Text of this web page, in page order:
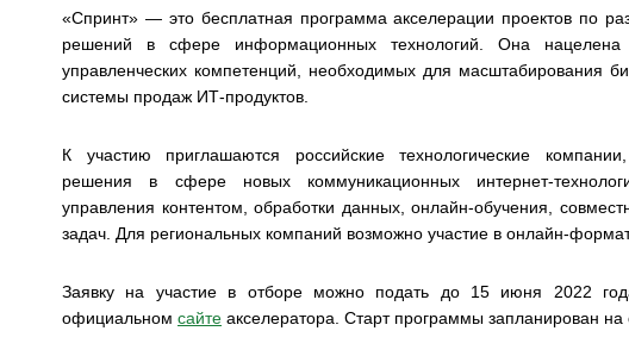
«Спринт» — это бесплатная программа акселерации проектов по
решений в сфере информационных технологий. Она
управленческих компетенций, необходимых для масштабирования
системы продаж ИТ-продуктов.
К участию приглашаются российские технологические
решения в сфере новых коммуникационных интернет-
управления контентом, обработки данных, онлайн-обучения,
задач. Для региональных компаний возможно участие в онлайн-
Заявку на участие в отборе можно подать до 15 июня 2022
официальном сайте акселератора. Старт программы запланирован на